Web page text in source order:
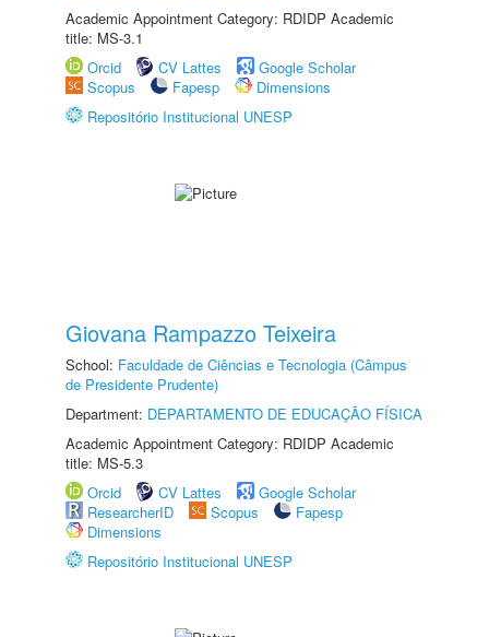
Academic Appointment Category: RDIDP Academic
title: MS-3.1
Orcid
CV Lattes
Google Scholar
Scopus
Fapesp
Dimensions
Repositório Institucional UNESP
Giovana Rampazzo Teixeira
School: Faculdade de Ciências e Tecnologia (Câmpus
de Presidente Prudente)
Department: DEPARTAMENTO DE EDUCAÇÃO FÍSICA
Academic Appointment Category: RDIDP Academic
title: MS-5.3
Orcid
CV Lattes
Google Scholar
ResearcherID
Scopus
Fapesp
Dimensions
Repositório Institucional UNESP